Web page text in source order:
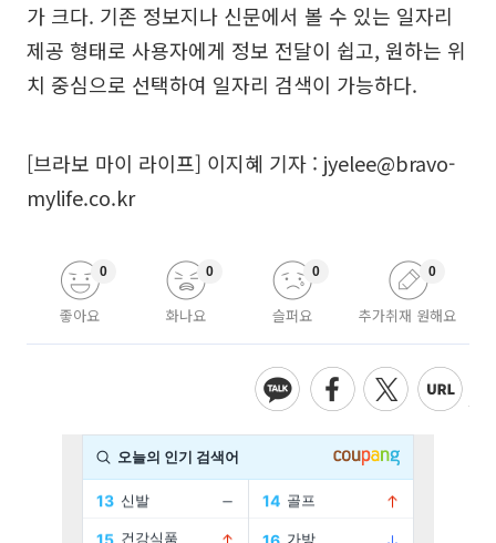
가 크다. 기존 정보지나 신문에서 볼 수 있는 일자리
제공 형태로 사용자에게 정보 전달이 쉽고, 원하는 위
치 중심으로 선택하여 일자리 검색이 가능하다.
[브라보 마이 라이프] 이지혜 기자 : jyelee@bravo-
mylife.co.kr
좋아요
0
화나요
0
슬퍼요
0
추가취재 원해요
0